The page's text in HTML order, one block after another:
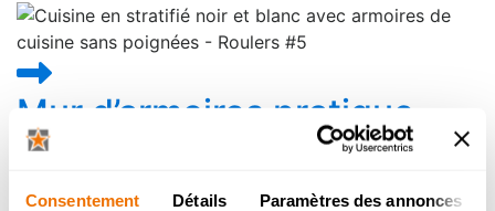
Consentement Détails Paramètres des annonces
Mur d’armoires pratique
avec grand îlot